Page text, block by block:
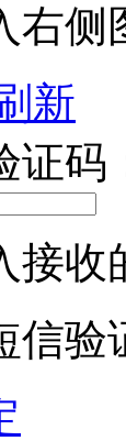
右侧
新
证码
接收
信验